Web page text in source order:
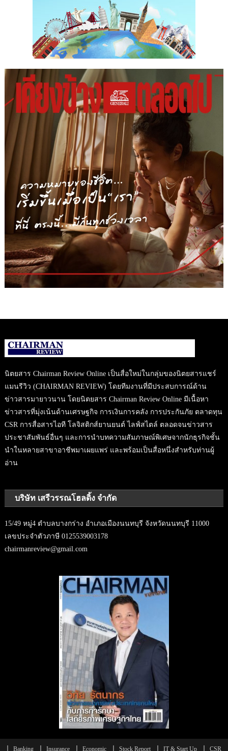
นิตยสาร Chairman Review Online เป็นสื่อใหม่ในกลุ่มของนิตยสารแชร์
แมนรีวิว (CHAIRMAN REVIEW) โดยทีมงานที่มีประสบการณ์ด้าน
ข่าวสารมายาวนาน โดยนิตยสาร Chairman Review Online มีเนื้อหา
ข่าวสารที่มุ่งเน้นด้านเศรษฐกิจ การเงินการคลัง การประกันภัย ตลาดทุน
CSR การสื่อสารไอที โลจิสติกส์ยานยนต์ ไลฟ์สไตล์ ตลอดจนข่าวสาร
ประชาสัมพันธ์อื่นๆ และการนำบทความสัมภาษณ์พิเศษจากนักธุรกิจชั้น
นำในหลายสาขาอาชีพมาเผยแพร่ และพร้อมเป็นสื่อหนึ่งสำหรับท่านผู้
อ่าน
บริษัท เสรีวรรณโฮลดิ้ง จำกัด
15/49 หมู่4 ตำบลบางกร่าง อำเภอเมืองนนทบุรี จังหวัดนนทบุรี 11000
เลขประจำตัวภาษี 0125539003178
chairmanreview@gmail.com
Banking Insurance Economic Stock Report IT & Start Up CSR